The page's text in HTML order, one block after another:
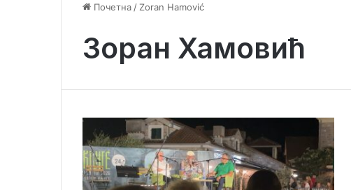
Почетна / Zoran Hamović
Зоран Хамовић